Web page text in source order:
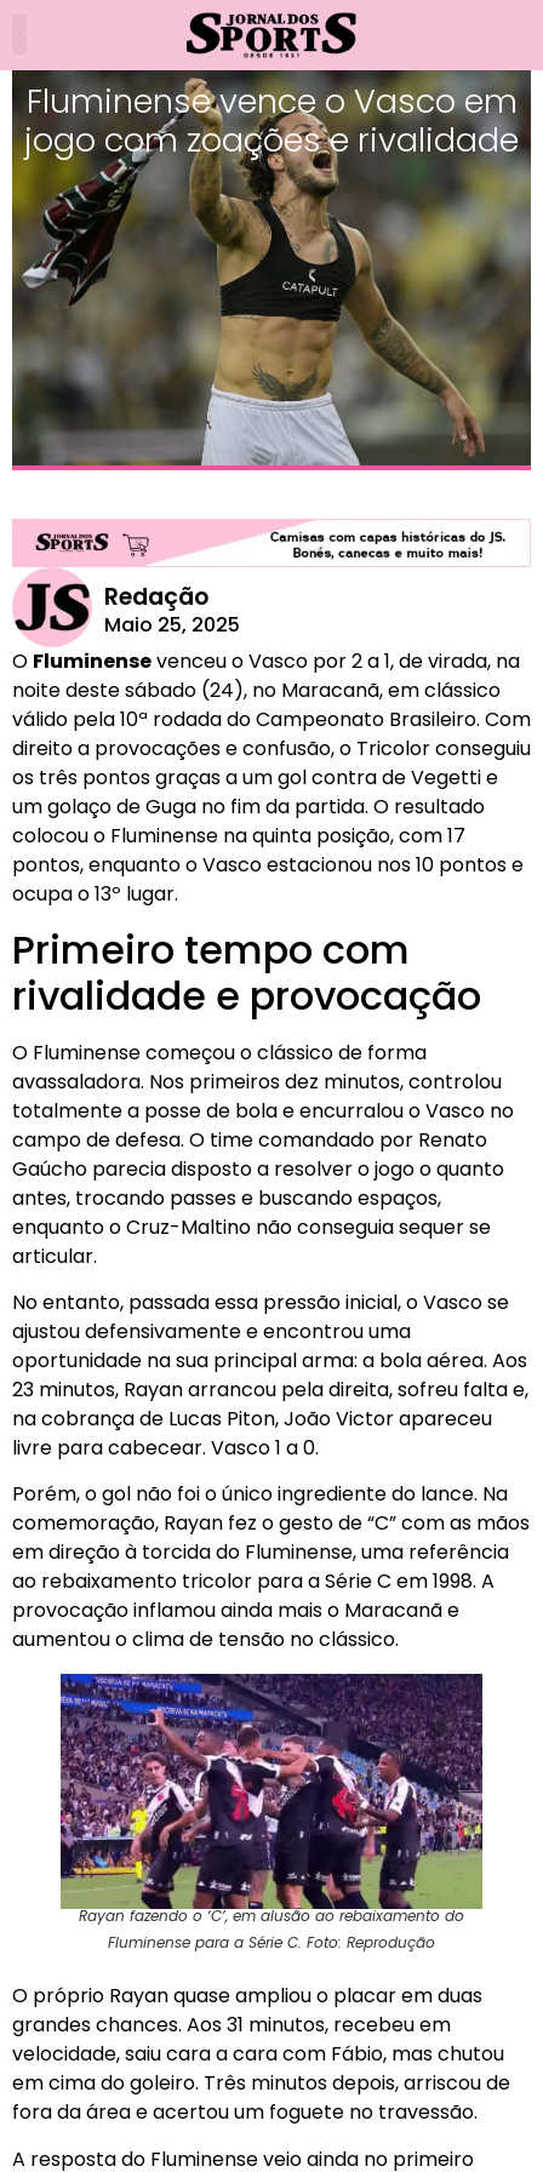
Fluminense vence o Vasco em
jogo com zoações e rivalidade
Redação
Maio 25, 2025
O Fluminensevenceu o Vasco por 2 a 1, de virada, na
noite deste sábado (24), no Maracanã, em clássico
válido pela 10ª rodada do Campeonato Brasileiro. Com
direito a provocações e confusão, o Tricolor conseguiu
os três pontos graças a um gol contra de Vegetti e
um golaço de Guga no fim da partida. O resultado
colocou o Fluminense na quinta posição, com 17
pontos, enquanto o Vasco estacionou nos 10 pontos e
ocupa o 13º lugar.
Primeiro tempo com
rivalidade e provocação
O Fluminense começou o clássico de forma
avassaladora. Nos primeiros dez minutos, controlou
totalmente a posse de bola e encurralou o Vasco no
campo de defesa. O time comandado por Renato
Gaúcho parecia disposto a resolver o jogo o quanto
antes, trocando passes e buscando espaços,
enquanto o Cruz-Maltino não conseguia sequer se
articular.
No entanto, passada essa pressão inicial, o Vasco se
ajustou defensivamente e encontrou uma
oportunidade na sua principal arma: a bola aérea. Aos
23 minutos, Rayan arrancou pela direita, sofreu falta e,
na cobrança de Lucas Piton, João Victor apareceu
livre para cabecear. Vasco 1 a 0.
Porém, o gol não foi o único ingrediente do lance. Na
comemoração, Rayan fez o gesto de “C” com as mãos
em direção à torcida do Fluminense, uma referência
ao rebaixamento tricolor para a Série C em 1998. A
provocação inflamou ainda mais o Maracanã e
aumentou o clima de tensão no clássico.
Rayan fazendo o ‘C’, em alusão ao rebaixamento do
Fluminense para a Série C. Foto: Reprodução
O próprio Rayan quase ampliou o placar em duas
grandes chances. Aos 31 minutos, recebeu em
velocidade, saiu cara a cara com Fábio, mas chutou
em cima do goleiro. Três minutos depois, arriscou de
fora da área e acertou um foguete no travessão.
A resposta do Fluminense veio ainda no primeiro